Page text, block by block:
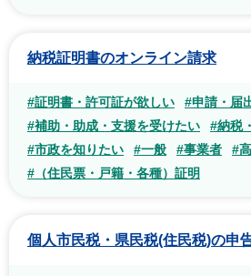
納税証明書のオンライン請求
#証明書・許可証が欲しい
#申請・届
#補助・助成・支援を受けたい
#納税
#市政を知りたい
#一般 #事業者
#
#（住民票・戸籍・各種）証明
個人市民税・県民税(住民税)の申